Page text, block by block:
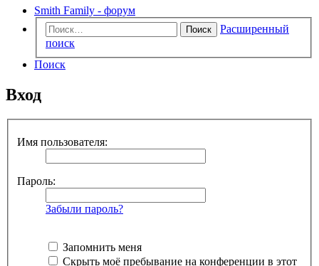
Smith Family - форум
Поиск
Расширенный
поиск
Поиск
Вход
Имя пользователя:
Пароль:
Забыли пароль?
Запомнить меня
Скрыть моё пребывание на конференции в этот